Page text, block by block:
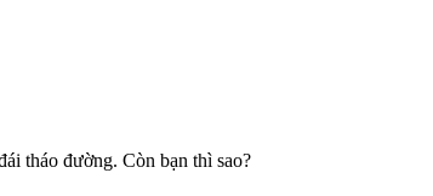
tháo đường. Còn bạn thì sao?